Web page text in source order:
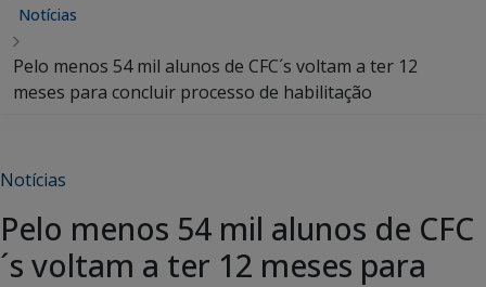
Notícias
Pelo menos 54 mil alunos de CFC´s voltam a ter 12
meses para concluir processo de habilitação
Notícias
Pelo menos 54 mil alunos de CFC
´s voltam a ter 12 meses para